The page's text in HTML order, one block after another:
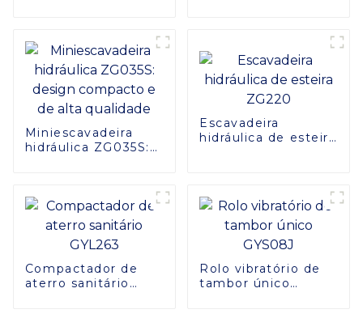
Miniescavadeira
hidráulica ZG035S:
Escavadeira
hidráulica de esteira
Compactador de
aterro sanitário
Rolo vibratório de
tambor único